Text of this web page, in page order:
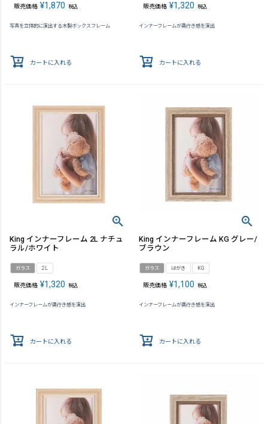
販売価格 ¥1,870 税込
写真を立体的に演出する木製ボックスフレーム
カートに入れる
販売価格 ¥1,320 税込
インナーフレームが奥行き感を演出
カートに入れる
King インナーフレーム 2L ナチュ
ラル/ホワイト
ガラス 2L
販売価格 ¥1,320 税込
インナーフレームが奥行き感を演出
カートに入れる
King インナーフレーム KG グレー/
ブラウン
ガラス はがき KG
販売価格 ¥1,100 税込
インナーフレームが奥行き感を演出
カートに入れる